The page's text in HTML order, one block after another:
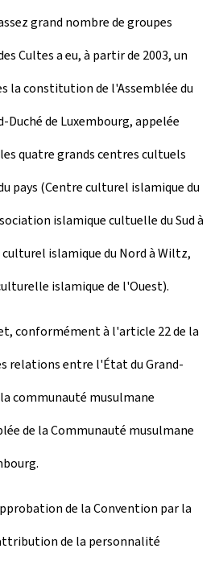
grand nombre de groupes
Cultes a eu, à partir de 2003, un
la constitution de l'Assemblée du
Duché de Luxembourg, appelée
quatre grands centres cultuels
pays (Centre culturel islamique du
islamique cultuelle du Sud à
islamique du Nord à Wiltz,
islamique de l'Ouest).
conformément à l'article 22 de la
relations entre l'État du Grand-
communauté musulmane
de la Communauté musulmane
de la Convention par la
de la personnalité